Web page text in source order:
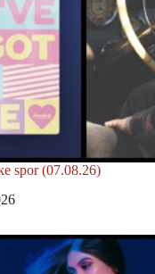
spor (07.08.26)